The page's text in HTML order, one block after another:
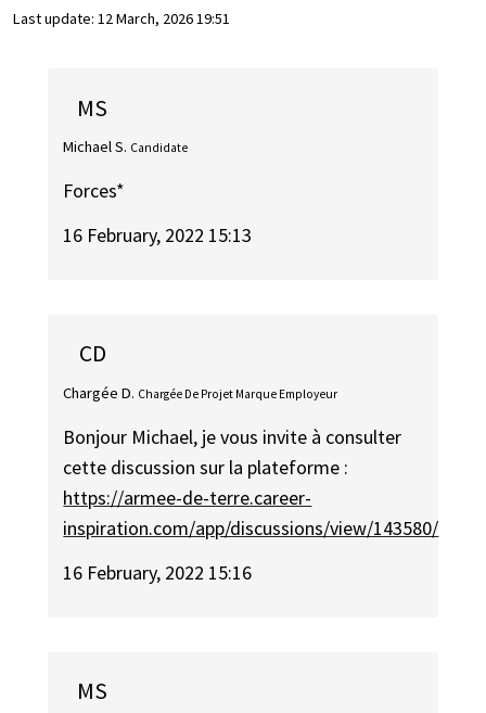
Last update: 12 March, 2026 19:51
MS
Michael S. Candidate
Forces*
16 February, 2022 15:13
CD
Chargée D. Chargée De Projet Marque Employeur
Bonjour Michael, je vous invite à consulter
cette discussion sur la plateforme :
https://armee-de-terre.career-
inspiration.com/app/discussions/view/143580/
16 February, 2022 15:16
MS